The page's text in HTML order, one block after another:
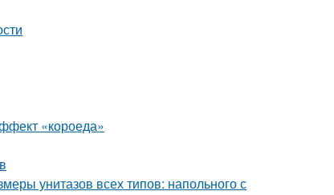
«короеда»
унитазов всех типов: напольного с